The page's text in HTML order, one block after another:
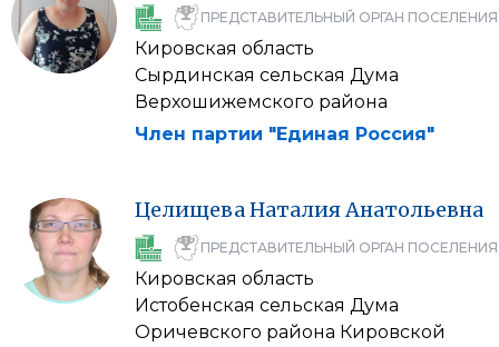
ПРЕДСТАВИТЕЛЬНЫЙ ОРГАН ПОСЕЛЕНИЯ
Кировская область
Сырдинская cельская Дума
Верхошижемского района
Член партии "Единая Россия"
ЦелищеваНаталияАнатольевна
ПРЕДСТАВИТЕЛЬНЫЙ ОРГАН ПОСЕЛЕНИЯ
Кировская область
Истобенская сельская Дума
Оричевского района Кировской